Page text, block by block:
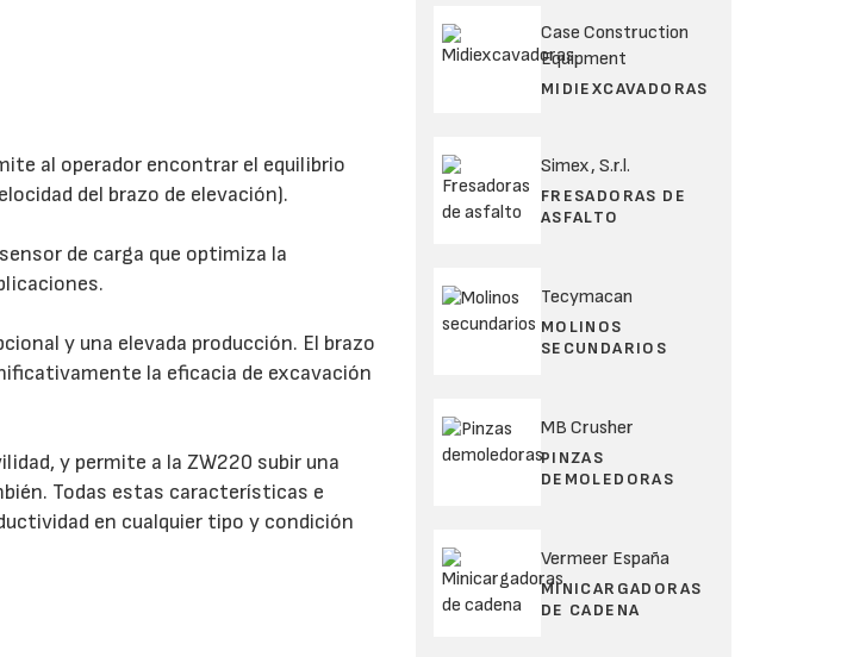
al operador encontrar el equilibrio
del brazo de elevación).
de carga que optimiza la
y una elevada producción. El brazo
la eficacia de excavación
y permite a la ZW220 subir una
Todas estas características e
en cualquier tipo y condición
Case Construction
Equipment
MIDIEXCAVADORAS
Simex, S.r.l.
FRESADORAS DE
ASFALTO
Tecymacan
MOLINOS
SECUNDARIOS
MB Crusher
PINZAS
DEMOLEDORAS
Vermeer España
MINICARGADORAS
DE CADENA